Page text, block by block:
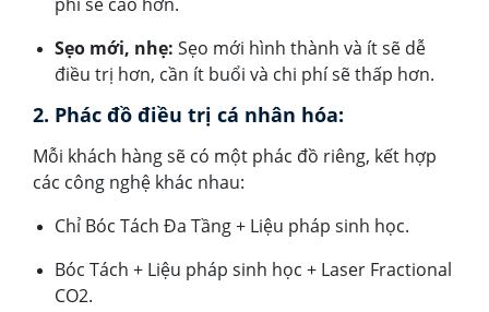
Sẹo mới, nhẹ: Sẹo mới hình thành và ít sẽ dễ
điều trị hơn, cần ít buổi và chi phí sẽ thấp hơn.
2. Phác đồ điều trị cá nhân hóa:
Mỗi khách hàng sẽ có một phác đồ riêng, kết hợp
các công nghệ khác nhau:
Chỉ Bóc Tách Đa Tầng + Liệu pháp sinh học.
Bóc Tách + Liệu pháp sinh học + Laser Fractional
CO2.